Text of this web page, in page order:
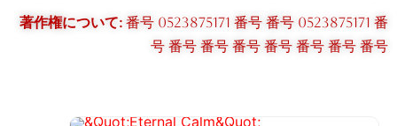
著作権について: 番号 0523875171 番号 番号 0523875171 番
号 番号 番号 番号 番号 番号 番号 番号